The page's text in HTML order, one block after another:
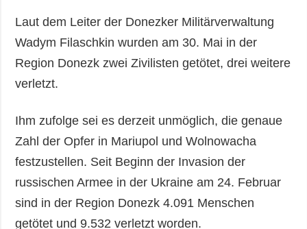
Laut dem Leiter der Donezker Militärverwaltung
Wadym Filaschkin wurden am 30. Mai in der
Region Donezk zwei Zivilisten getötet, drei weitere
verletzt.
Ihm zufolge sei es derzeit unmöglich, die genaue
Zahl der Opfer in Mariupol und Wolnowacha
festzustellen. Seit Beginn der Invasion der
russischen Armee in der Ukraine am 24. Februar
sind in der Region Donezk 4.091 Menschen
getötet und 9.532 verletzt worden.